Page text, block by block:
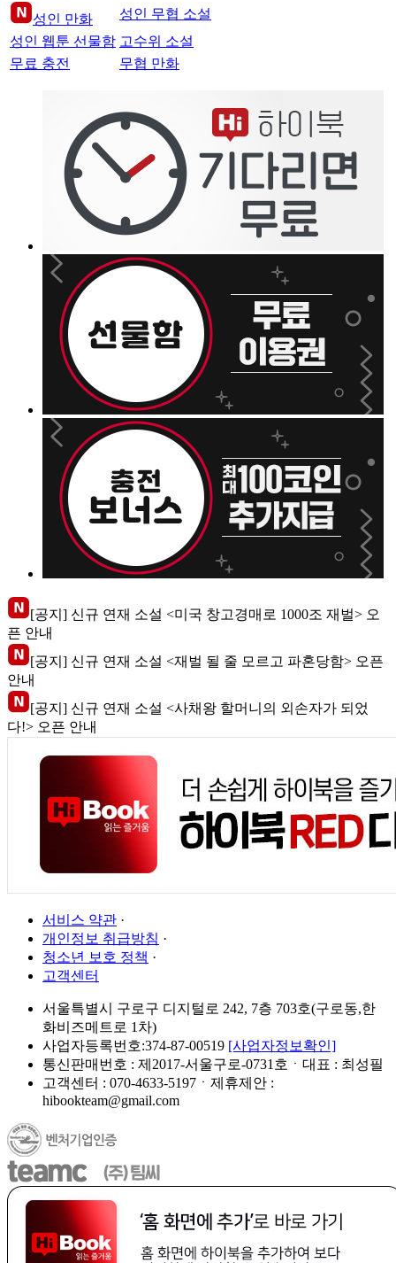
성인 만화
성인 무협 소설
성인 웹툰 선물함 고수위 소설
무료 충전
무협 만화
[공지] 신규 연재 소설 <미국 창고경매로 1000조 재벌> 오
픈 안내
[공지] 신규 연재 소설 <재벌 될 줄 모르고 파혼당함> 오픈
안내
[공지] 신규 연재 소설 <사채왕 할머니의 외손자가 되었
다!> 오픈 안내
서비스 약관 ·
개인정보 취급방침 ·
청소년 보호 정책 ·
고객센터
서울특별시 구로구 디지털로 242, 7층 703호(구로동,한
화비즈메트로 1차)
사업자등록번호:374-87-00519 [사업자정보확인]
통신판매번호 : 제2017-서울구로-0731호ㆍ대표 : 최성필
고객센터 : 070-4633-5197ㆍ제휴제안 :
hibookteam@gmail.com